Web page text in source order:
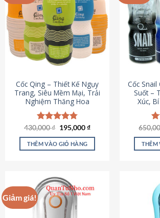
Cốc Qing – Thiết Kế Ngụy
Trang, Siêu Mềm Mại, Trải
Nghiệm Thăng Hoa
Được xếp
hạng4.78
5 sao
430,000₫ Giá
là:
430,000 ₫.
195,000₫Giá
tại
THÊM VÀO GIỎ HÀNG
Cốc
Suốt –
Xúc,
5
THÊM
Giảm giá!